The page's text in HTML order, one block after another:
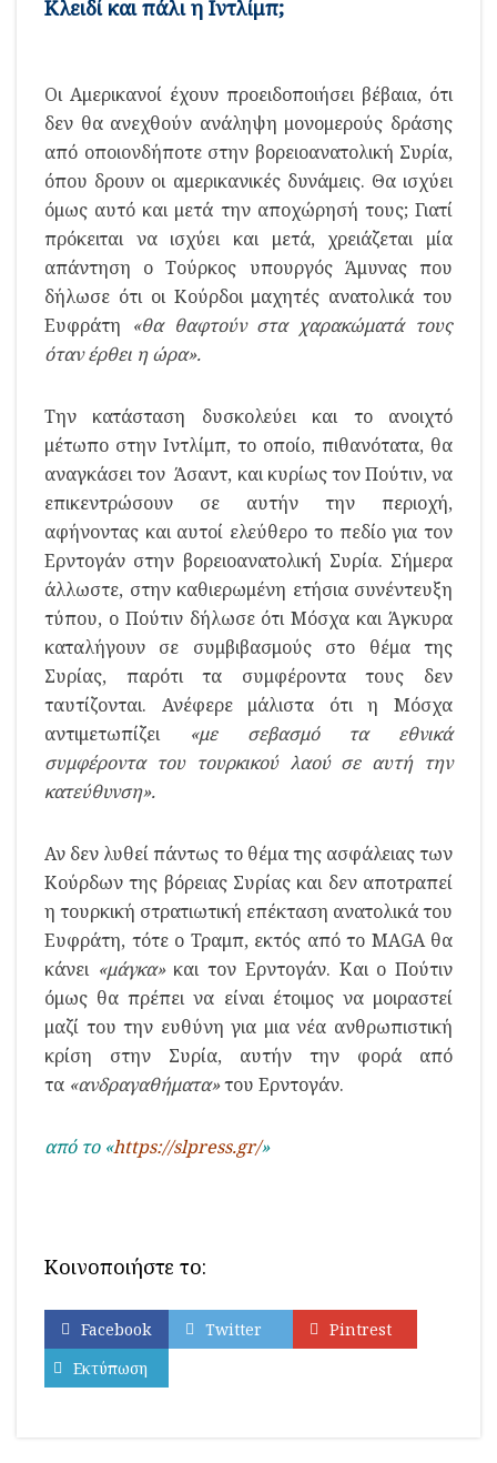
Κλειδί και πάλι η Ιντλίμπ;
Οι Αμερικανοί έχουν προειδοποιήσει βέβαια, ότι
δεν θα ανεχθούν ανάληψη μονομερούς δράσης
από οποιονδήποτε στην βορειοανατολική Συρία,
όπου δρουν οι αμερικανικές δυνάμεις. Θα ισχύει
όμως αυτό και μετά την αποχώρησή τους; Γιατί
πρόκειται να ισχύει και μετά, χρειάζεται μία
απάντηση ο Τούρκος υπουργός Άμυνας που
δήλωσε ότι οι Κούρδοι μαχητές ανατολικά του
Ευφράτη «θα θαφτούν στα χαρακώματά τους
όταν έρθει η ώρα».
Την κατάσταση δυσκολεύει και το ανοιχτό
μέτωπο στην Ιντλίμπ, το οποίο, πιθανότατα, θα
αναγκάσει τον Άσαντ, και κυρίως τον Πούτιν, να
επικεντρώσουν σε αυτήν την περιοχή,
αφήνοντας και αυτοί ελεύθερο το πεδίο για τον
Ερντογάν στην βορειοανατολική Συρία. Σήμερα
άλλωστε, στην καθιερωμένη ετήσια συνέντευξη
τύπου, ο Πούτιν δήλωσε ότι Μόσχα και Άγκυρα
καταλήγουν σε συμβιβασμούς στο θέμα της
Συρίας, παρότι τα συμφέροντα τους δεν
ταυτίζονται. Ανέφερε μάλιστα ότι η Μόσχα
αντιμετωπίζει
«με σεβασμό τα εθνικά
συμφέροντα του τουρκικού λαού σε αυτή την
κατεύθυνση».
Αν δεν λυθεί πάντως το θέμα της ασφάλειας των
Κούρδων της βόρειας Συρίας και δεν αποτραπεί
η τουρκική στρατιωτική επέκταση ανατολικά του
Ευφράτη, τότε ο Τραμπ, εκτός από το MAGA θα
κάνει «μάγκα»και τον Ερντογάν. Και ο Πούτιν
όμως θα πρέπει να είναι έτοιμος να μοιραστεί
μαζί του την ευθύνη για μια νέα ανθρωπιστική
κρίση στην Συρία, αυτήν την φορά από
τα «ανδραγαθήματα»του Ερντογάν.
από το «https://slpress.gr/»
Κοινοποιήστε το:
Facebook Twitter
Pintrest
Εκτύπωση